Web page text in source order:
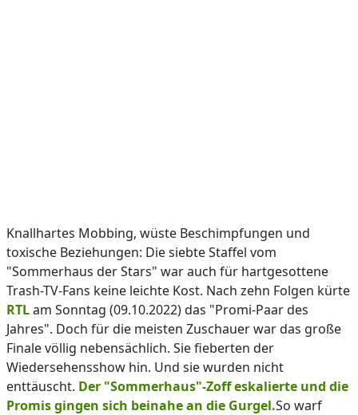
Knallhartes Mobbing, wüste Beschimpfungen und
toxische Beziehungen: Die siebte Staffel vom
"Sommerhaus der Stars" war auch für hartgesottene
Trash-TV-Fans keine leichte Kost. Nach zehn Folgen kürte
RTLam Sonntag (09.10.2022) das "Promi-Paar des
Jahres". Doch für die meisten Zuschauer war das große
Finale völlig nebensächlich. Sie fieberten der
Wiedersehensshow hin. Und sie wurden nicht
enttäuscht. Der "Sommerhaus"-Zoff eskalierte und die
Promis gingen sich beinahe an die Gurgel.So warf